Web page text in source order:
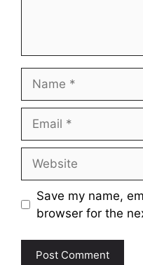
Save my name,
browser for the